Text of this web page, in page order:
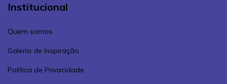
Institucional
Quem somos
Galeria de Inspiração
Política de Privacidade